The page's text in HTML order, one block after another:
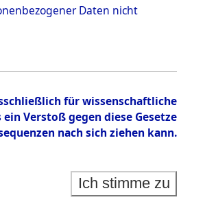
Daten nicht
für wissenschaftliche
Verstoß gegen diese Gesetze
nach sich ziehen kann.
Ich stimme zu